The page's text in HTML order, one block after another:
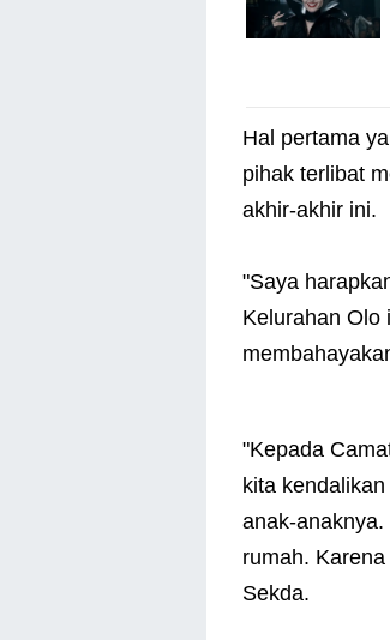
Hal pertama
pihak terlibat
akhir-akhir ini.
"Saya
Kelurahan Olo
"Kepada
kita
anak-
rumah.
Sekda.